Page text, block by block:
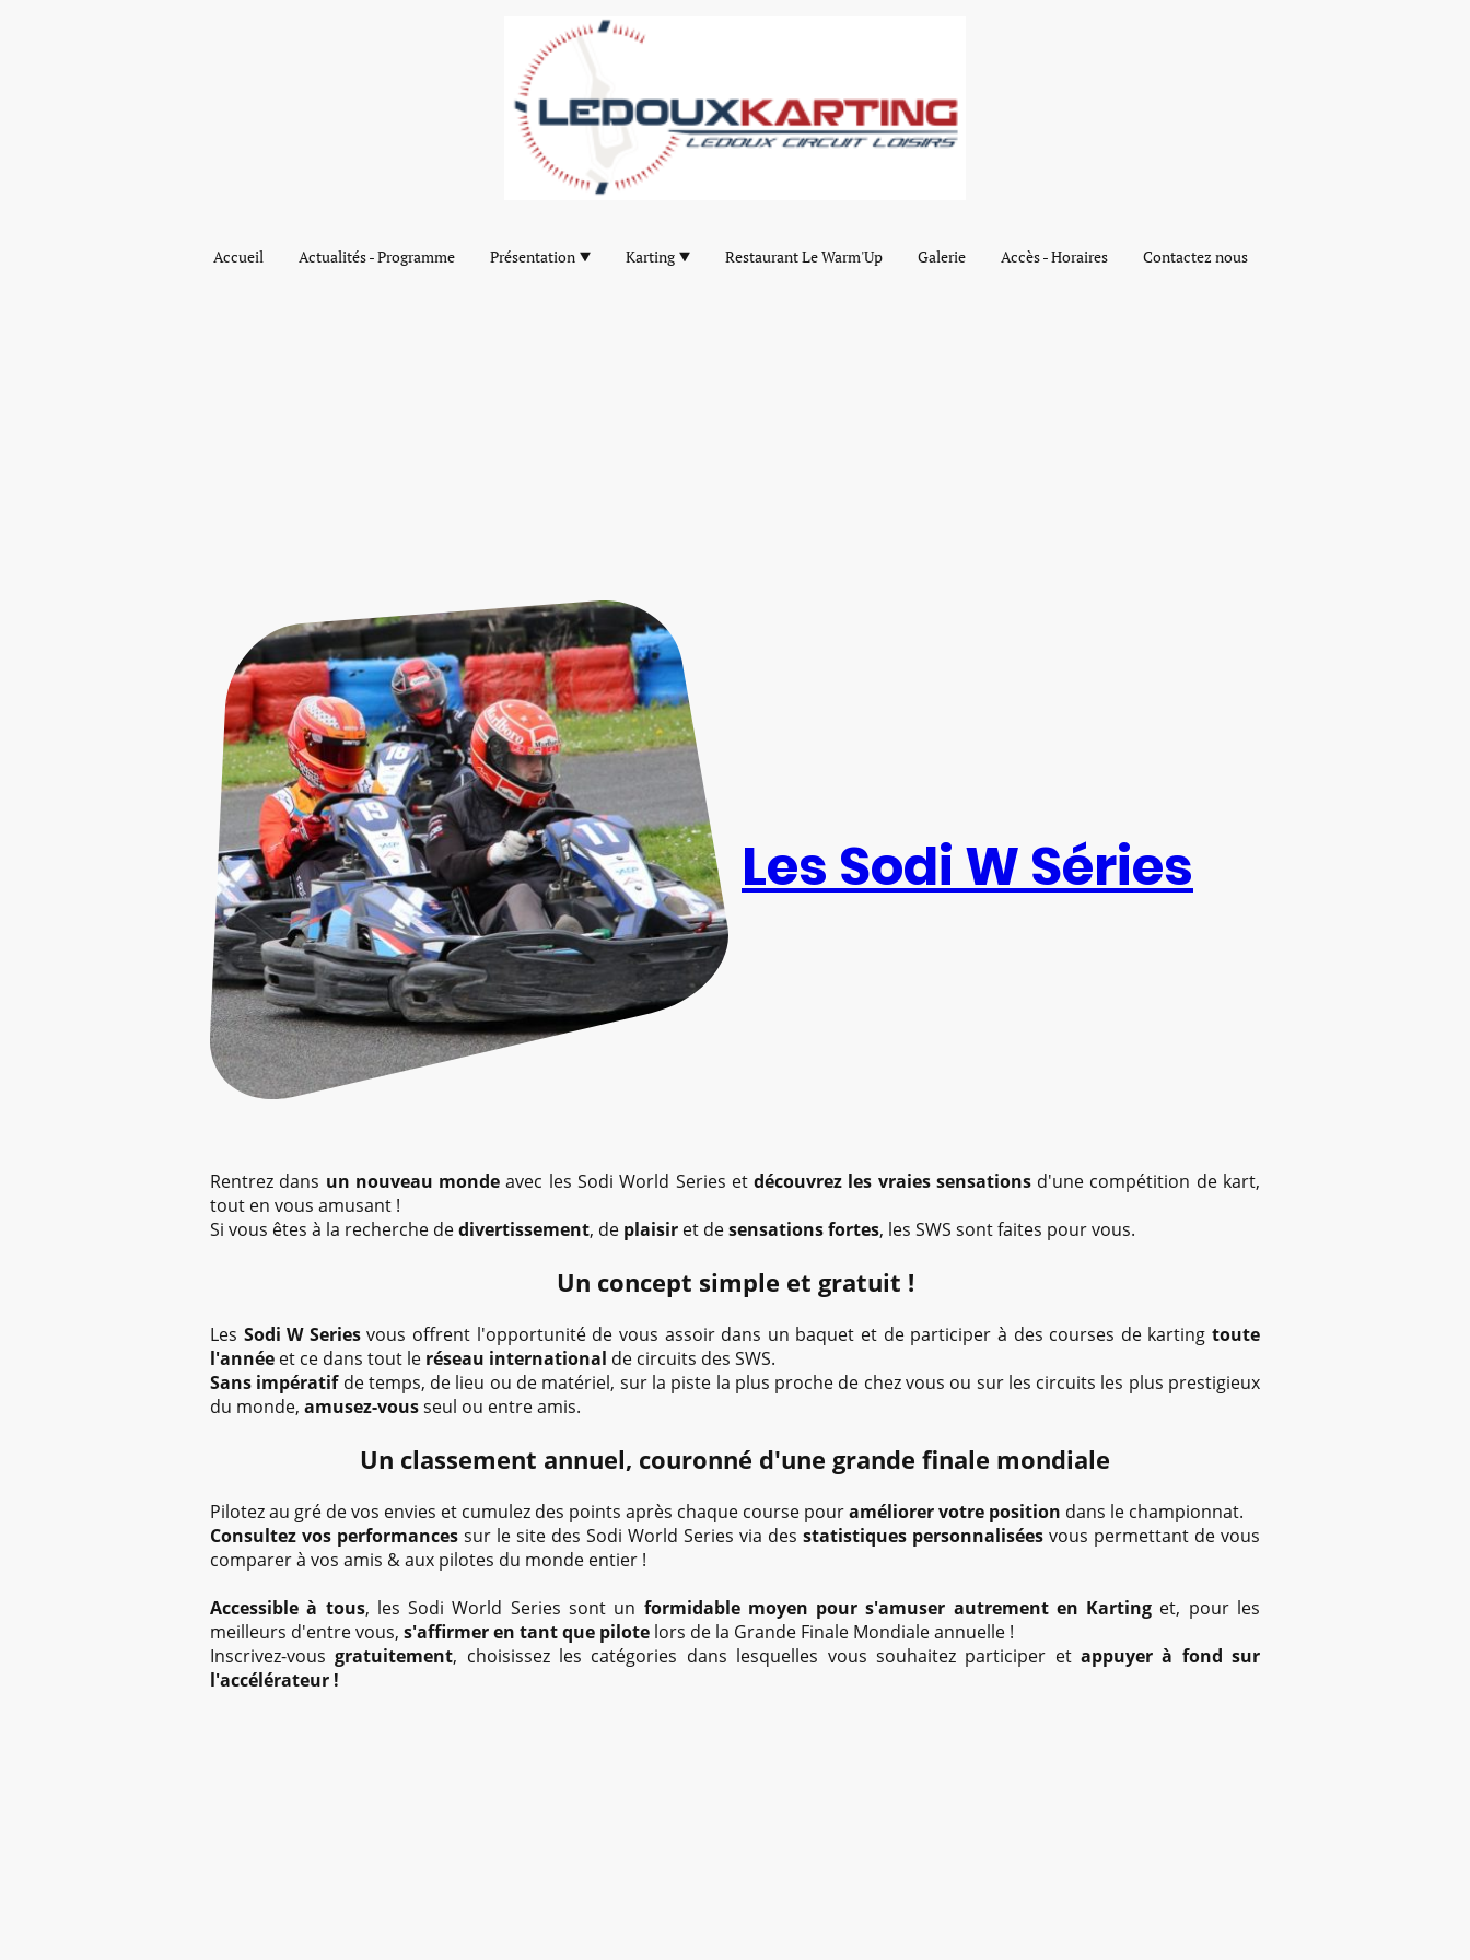
Accueil Actualités - Programme Présentation Karting Restaurant Le Warm'Up Galerie Accès - Horaires Contactez nous
Les Sodi W Séries
Rentrez dans un nouveau monde avec les Sodi World Series etdécouvrez les vraies sensationsd'une compétition de kart,
tout en vous amusant !
Si vous êtes à la recherche dedivertissement, de plaisir et desensations fortes, les SWS sont faites pour vous.
Un concept simple et gratuit !
Les Sodi W Seriesvous offrent l'opportunité de vous assoir dans un baquet et de participer à des courses de kartingtoute
l'année et ce dans tout le réseau international de circuits des SWS.
Sans impératifde temps, de lieu ou de matériel, sur la piste la plus proche de chez vous ou sur les circuits les plus prestigieux
du monde, amusez-vousseul ou entre amis.
Un classement annuel, couronné d'une grande finale mondiale
Pilotez au gré de vos envies et cumulez des points après chaque course pouraméliorer votre position dans le championnat.
Consultez vos performances sur le site des Sodi World Series via des statistiques personnalisées vous permettant de vous
comparer à vos amis & aux pilotes du monde entier !
Accessible à tous, les Sodi World Series sont un formidable moyen pour s'amuser autrement en Karting et, pour les
meilleurs d'entre vous, s'affirmer en tant que pilote lors de la Grande Finale Mondiale annuelle !
Inscrivez-vousgratuitement, choisissez les catégories dans lesquelles vous souhaitez participer et appuyer à fond sur
l'accélérateur !